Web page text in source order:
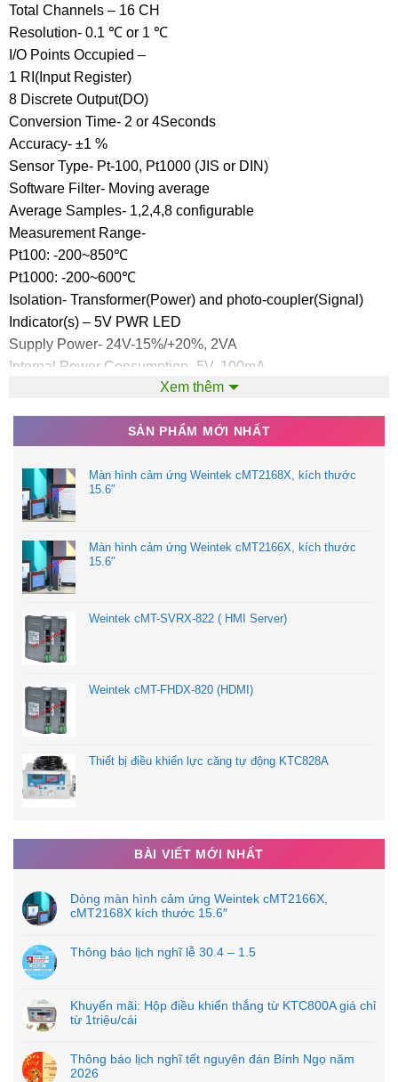
Total Channels – 16 CH
Resolution- 0.1 ℃ or 1 ℃
I/O Points Occupied –
1 RI(Input Register)
8 Discrete Output(DO)
Conversion Time- 2 or 4Seconds
Accuracy- ±1 %
Sensor Type- Pt-100, Pt1000 (JIS or DIN)
Software Filter- Moving average
Average Samples- 1,2,4,8 configurable
Measurement Range-
Pt100: -200~850℃
Pt1000: -200~600℃
Isolation- Transformer(Power) and photo-coupler(Signal)
Indicator(s) – 5V PWR LED
Supply Power- 24V-15%/+20%, 2VA
Internal Power Consumption- 5V, 100mA
Operating Temperature- 0 ~ 60 ℃
Dimensions- 90(W)x90(H)x80(D) mm
Xem thêm
SẢN PHẨM MỚI NHẤT
Màn hình cảm ứng Weintek cMT2168X, kích thước
15.6″
Màn hình cảm ứng Weintek cMT2166X, kích thước
15.6″
Weintek cMT-SVRX-822 ( HMI Server)
Weintek cMT-FHDX-820 (HDMI)
Thiết bị điều khiển lực căng tự động KTC828A
BÀI VIẾT MỚI NHẤT
Dòng màn hình cảm ứng Weintek cMT2166X,
cMT2168X kích thước 15.6″
Thông báo lịch nghĩ lễ 30.4 – 1.5
Khuyến mãi: Hộp điều khiển thắng từ KTC800A giá chỉ
từ 1triệu/cái
Thông báo lịch nghĩ tết nguyên đán Bính Ngọ năm
2026